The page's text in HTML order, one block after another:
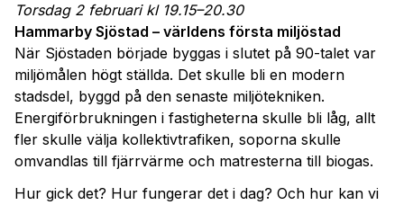
Torsdag 2 februari kl 19.15–20.30
Hammarby Sjöstad – världens första miljöstad
När Sjöstaden började byggas i slutet på 90-talet var
miljömålen högt ställda. Det skulle bli en modern
stadsdel, byggd på den senaste miljötekniken.
Energiförbrukningen i fastigheterna skulle bli låg, allt
fler skulle välja kollektivtrafiken, soporna skulle
omvandlas till fjärrvärme och matresterna till biogas.
Hur gick det? Hur fungerar det i dag? Och hur kan vi